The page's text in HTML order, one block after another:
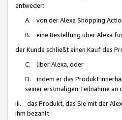
entweder:
A. von der Alexa Shopping
B. eine Bestellung über Alexa
der Kunde schließt einen Kauf des
C. über Alexa, oder
D. indem er das Produkt
seiner erstmaligen Teilnahme an
iii. das Produkt, das Sie mit der
ihm bezahlt.